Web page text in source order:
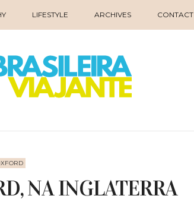
LIFESTYLE ARCHIVES CONTACT
NA INGLATERRA